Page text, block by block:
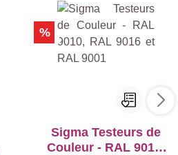
%
Sigma Testeurs de
Couleur - RAL 9010,